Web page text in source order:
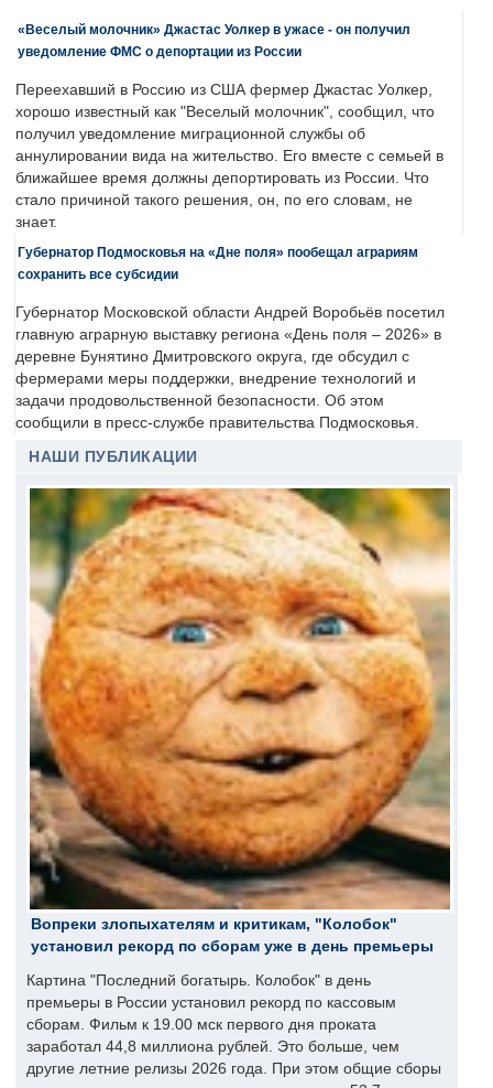
«Веселый молочник» Джастас Уолкер в ужасе - он получил
уведомление ФМС о депортации из России
Переехавший в Россию из США фермер Джастас Уолкер,
хорошо известный как "Веселый молочник", сообщил, что
получил уведомление миграционной службы об
аннулировании вида на жительство. Его вместе с семьей в
ближайшее время должны депортировать из России. Что
стало причиной такого решения, он, по его словам, не
знает.
Губернатор Подмосковья на «Дне поля» пообещал аграриям
сохранить все субсидии
Губернатор Московской области Андрей Воробьёв посетил
главную аграрную выставку региона «День поля – 2026» в
деревне Бунятино Дмитровского округа, где обсудил с
фермерами меры поддержки, внедрение технологий и
задачи продовольственной безопасности. Об этом
сообщили в пресс-службе правительства Подмосковья.
НАШИ ПУБЛИКАЦИИ
Вопреки злопыхателям и критикам, "Колобок"
установил рекорд по сборам уже в день премьеры
Картина "Последний богатырь. Колобок" в день
премьеры в России установил рекорд по кассовым
сборам. Фильм к 19.00 мск первого дня проката
заработал 44,8 миллиона рублей. Это больше, чем
другие летние релизы 2026 года. При этом общие сборы